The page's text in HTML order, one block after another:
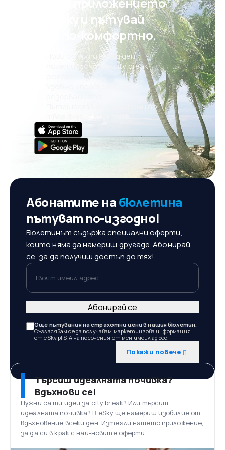
на eSky и пътувай
още по-комфортно.
Нови оферти всеки ден:
полети, почивки, city break
Пътешествия, планирани по
Абонатите набюлетина
пътуват по-изгодно!
Бюлетинът съдържа специални оферти,
които няма да намериш другаде. Абонирай
се, за да получиш достъп до тях!
Твоят имейл адрес
Още пътувания на страхотни цени в нашия бюлетин.
Съгласявам се да получавам маркетингова информация
от eSky.pl S.A на посочения от мен имейл адрес.
Покажи повече
Абонирай се
Търсиш идеалната почивка?
Вдъхнови се!
Нужни са ти идеи за city break? Или търсиш
идеалната почивка? В eSky ще намериш изобилие от
вдъхновение всеки ден. Изтегли нашето приложение,
за да си в крак с най-новите оферти.